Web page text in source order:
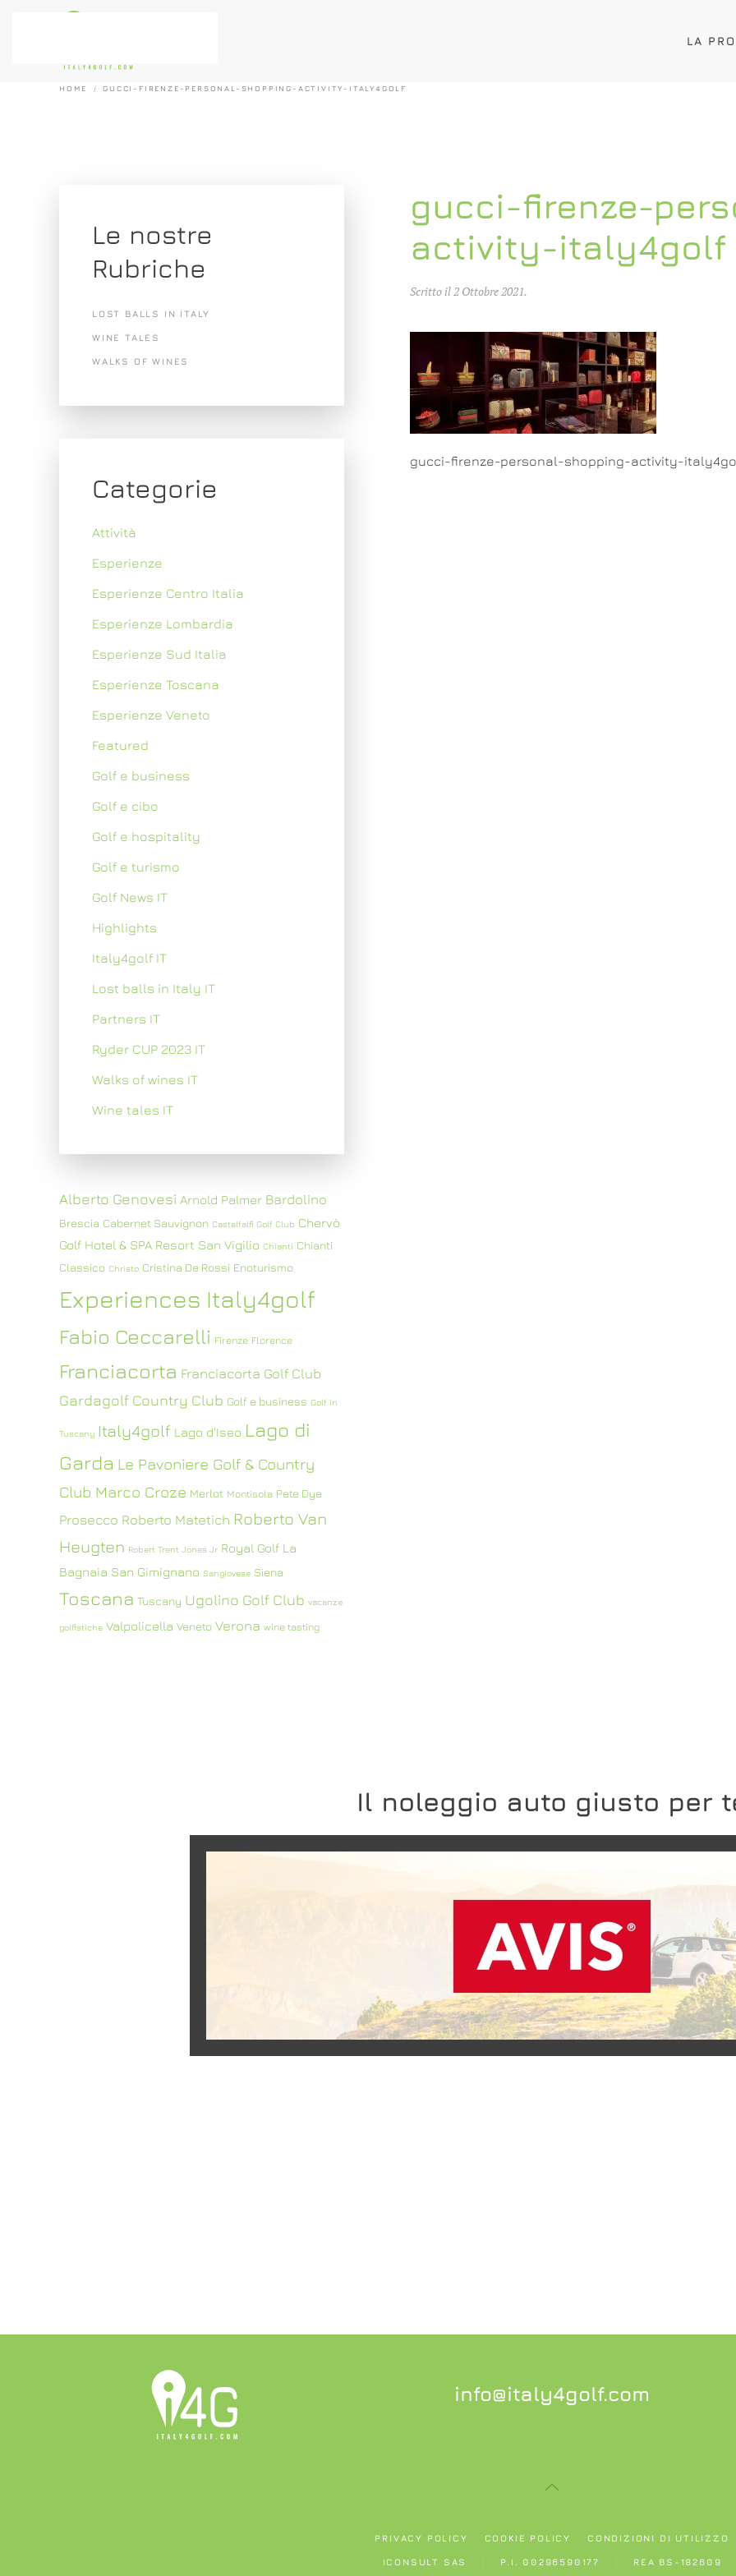
LA
HOME GUCCI-FIRENZE-PERSONAL-SHOPPING-ACTIVITY-ITALY4GOLF
gucci-firenze-
activity-italy4golf
Scritto il2 Ottobre 2021.
gucci-firenze-personal-shopping-activity-
Le nostre
Rubriche
LOST BALLS IN ITALY
WINE TALES
WALKS OF WINES
Categorie
Attività
Esperienze
Esperienze Centro Italia
Esperienze Lombardia
Esperienze Sud Italia
Esperienze Toscana
Esperienze Veneto
Featured
Golf e business
Golf e cibo
Golf e hospitality
Golf e turismo
Golf News IT
Highlights
Italy4golf IT
Lost balls in Italy IT
Partners IT
Ryder CUP 2023 IT
Walks of wines IT
Wine tales IT
Alberto Genovesi Arnold Palmer Bardolino
Brescia Cabernet Sauvignon Castelfalfi Golf Club Chervò
Golf Hotel & SPA Resort San Vigilio Chianti Chianti
Classico Christo Cristina De Rossi Enoturismo
Experiences Italy4golf
Fabio Ceccarelli Firenze Florence
Franciacorta Franciacorta Golf Club
Gardagolf Country Club Golf e business Golf in
Tuscany Italy4golf Lago d'Iseo Lago di
Garda Le Pavoniere Golf & Country
Club Marco Croze Merlot Montisola Pete Dye
Prosecco Roberto Matetich Roberto Van
Heugten Robert Trent Jones Jr Royal Golf La
Bagnaia San Gimignano Sangiovese Siena
Toscana Tuscany Ugolino Golf Club vacanze
golfistiche Valpolicella Veneto Verona wine tasting
Il noleggio auto giusto per
SCOPRI L'OFFERTA
info@italy4golf.com
PRIVACY POLICY COOKIE POLICY CONDIZIONI DI UTILIZZO
ICONSULT SAS P.I. 00296590177 REA BS-182609